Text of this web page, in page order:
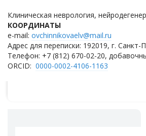
Клиническая неврология,
КООРДИНАТЫ
e-mail: ovchinnikovaelv@mail.ru
Адрес для переписки: 192019, г.
Телефон: +7 (812) 670-02-20,
ORCID: 0000-0002-4106-1163